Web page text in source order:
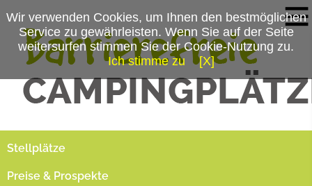
Campingplatzmenü
Stellplätze
Preise & Prospekte
Wir verwenden Cookies, um Ihnen den bestmöglichen
Service zu gewährleisten. Wenn Sie auf der Seite
weitersurfen stimmen Sie der Cookie-Nutzung zu.
Ich stimme zu
[X]